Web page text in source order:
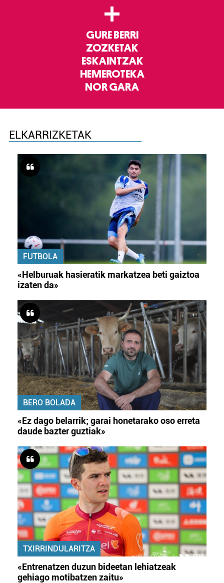
+
GURE BERRI
ZOZKETAK
ESKAINTZAK
HEMEROTEKA
NOR GARA
ELKARRIZKETAK
FUTBOLA
«Helburuak hasieratik markatzea beti gaiztoa
izaten da»
BERO BOLADA
«Ez dago belarrik; garai honetarako oso erreta
daude bazter guztiak»
TXIRRINDULARITZA
«Entrenatzen duzun bideetan lehiatzeak
gehiago motibatzen zaitu»